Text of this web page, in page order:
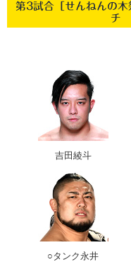
第3試合［せんねんの
チ
吉田綾斗
○タンク永井